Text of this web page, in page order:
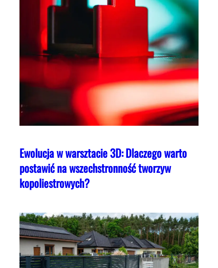
Ewolucja w warsztacie 3D: Dlaczego warto
postawić na wszechstronność tworzyw
kopoliestrowych?